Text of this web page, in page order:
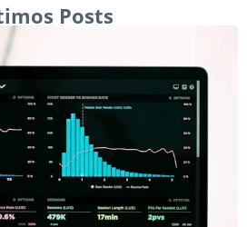
Posts